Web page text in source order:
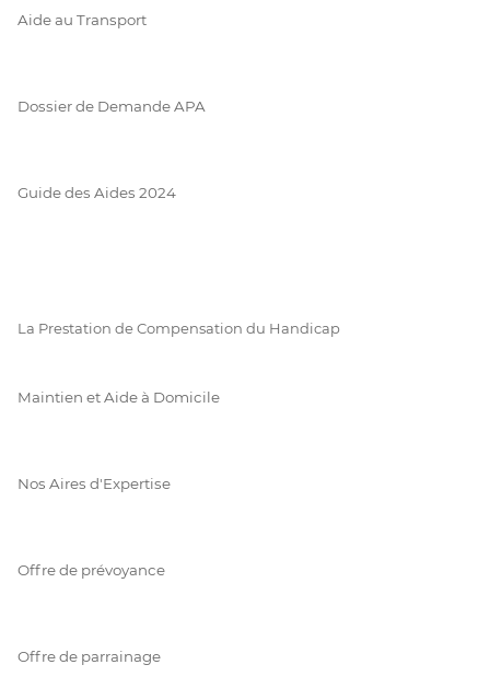
Aide au Transport
Dossier de Demande APA
Guide des Aides 2024
La Prestation de Compensation du Handicap
Maintien et Aide à Domicile
Nos Aires d'Expertise
Offre de prévoyance
Offre de parrainage